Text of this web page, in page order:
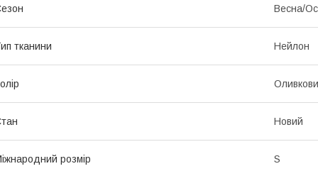
Весна/
тканини Нейлон
Новий
розмір S